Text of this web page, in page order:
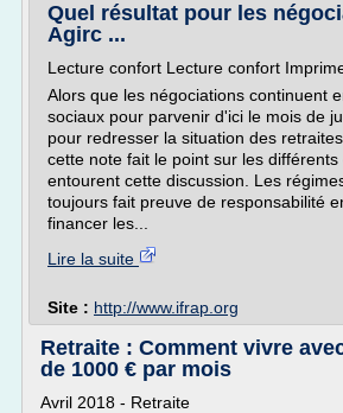
Quel résultat pour les
Agirc ...
Lecture confort Lecture confort
Alors que les négociations continuent
sociaux pour parvenir d'ici le mois de
pour redresser la situation des
cette note fait le point sur les différents
entourent cette discussion. Les
toujours fait preuve de responsabilité
financer les...
Lire la suite
Site : http://www.ifrap.org
Retraite : Comment vivre
de 1000 € par mois
Avril 2018 - Retraite